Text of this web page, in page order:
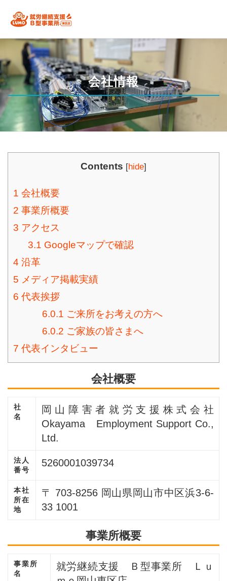
ン
ツ
へ
ス
ッ
私たちの強み 通所を検討中の方へ
工賃シュミレーション B型事業所におすすめの方は？
会社情報
Contents [hide]
1 会社概要
2 事業所概要
3 アクセス
3.1 Googleマップで確認
4 沿革
5 メディア掲載実績
6 代表挨拶
6.0.1 ご来所をお考えの方へ
6.0.2 ご家族の皆さまへ
7 代表インタビュー
会社概要
社
名
岡山障害者就労支援株式会社
Okayama Employment Support Co.,
Ltd.
法人
番号
5260001039734
本社
所在
地
〒 703-8256 岡山県岡山市中区浜3-6-
33 1001
事業所概要
事業所
名
就労継続支援 Ｂ型事業所 Ｌｕ